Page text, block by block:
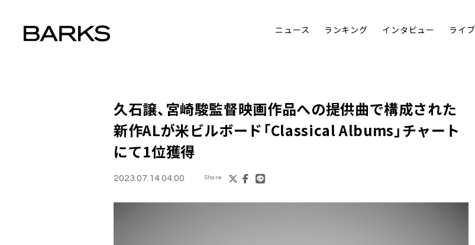
ニュース ランキング インタビュー ライ
久石譲、宮崎駿監督映画作品への提供曲で構成された
新作ALが米ビルボード「Classical Albums」チャート
にて1位獲得
2023.07.14 04:00 Share